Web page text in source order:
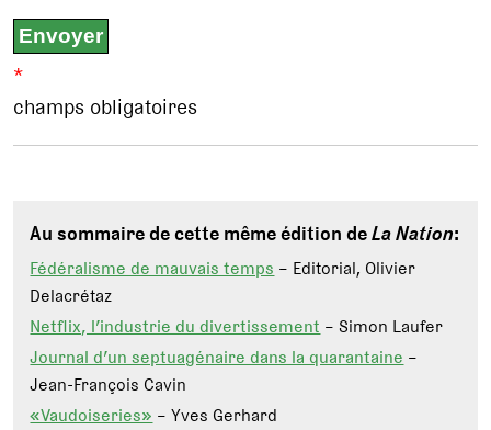
*
champs obligatoires
Au sommaire de cette même édition deLa Nation:
Fédéralisme de mauvais temps– Editorial, Olivier
Delacrétaz
Netflix, l’industrie du divertissement– Simon Laufer
Journal d’un septuagénaire dans la quarantaine–
Jean-François Cavin
«Vaudoiseries»– Yves Gerhard